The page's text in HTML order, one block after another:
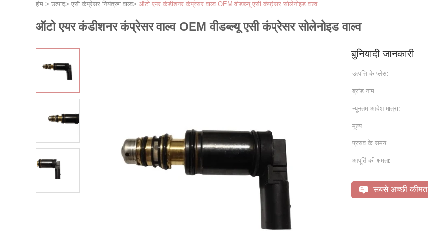
होम > उत्पाद> एसी कंप्रेसर नियंत्रण वाल्व> ऑटो एयर कंडीशनर कंप्रेसर वाल्व OEM वीडब्ल्यू एसी कंप्रेसर सोलेनोइड वाल्व
ऑटो एयर कंडीशनर कंप्रेसर वाल्व OEM वीडब्ल्यू एसी कंप्रेसर सोलेनोइड वाल्व
बुनियादी जानकारी
उत्पत्ति के प्लेस:
ब्रांड नाम:
न्यूनतम आदेश मात्रा:
मूल्य:
प्रसव के समय:
आपूर्ति की क्षमता:
सबसे अच्छी कीमत